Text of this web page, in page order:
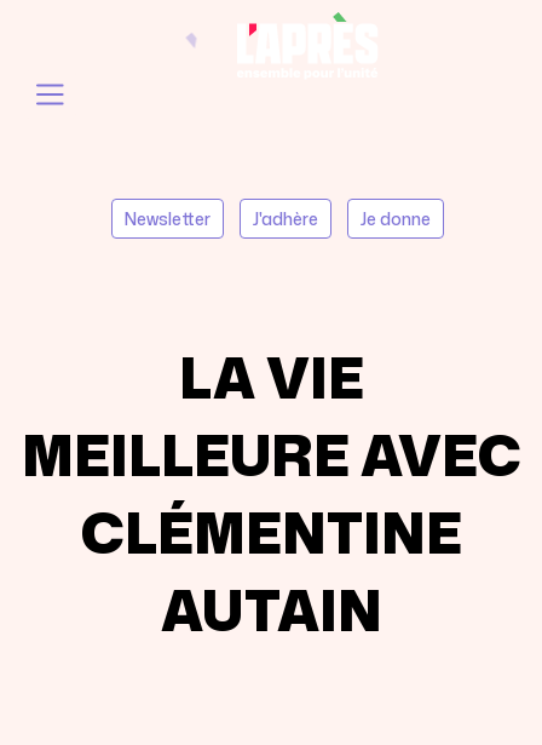
Newsletter J'adhère Je donne
LA VIE
MEILLEURE AVEC
CLÉMENTINE
AUTAIN